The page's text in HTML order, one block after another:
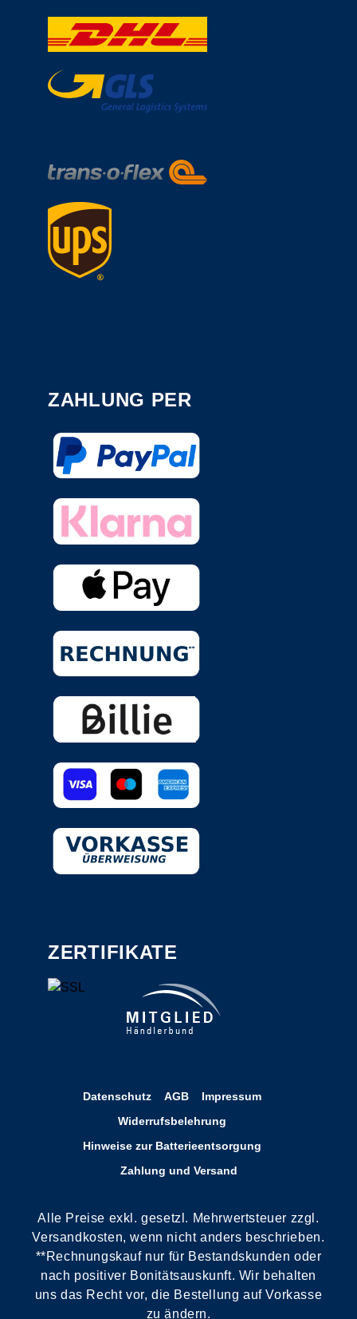
ZAHLUNG PER
ZERTIFIKATE
Datenschutz AGB
Impressum
Widerrufsbelehrung
Hinweise zur Batterieentsorgung
Zahlung und Versand
Alle Preise exkl. gesetzl. Mehrwertsteuer zzgl.
Versandkosten, wenn nicht anders beschrieben.
**Rechnungskauf nur für Bestandskunden oder
nach positiver Bonitätsauskunft. Wir behalten
uns das Recht vor, die Bestellung auf Vorkasse
zu ändern.